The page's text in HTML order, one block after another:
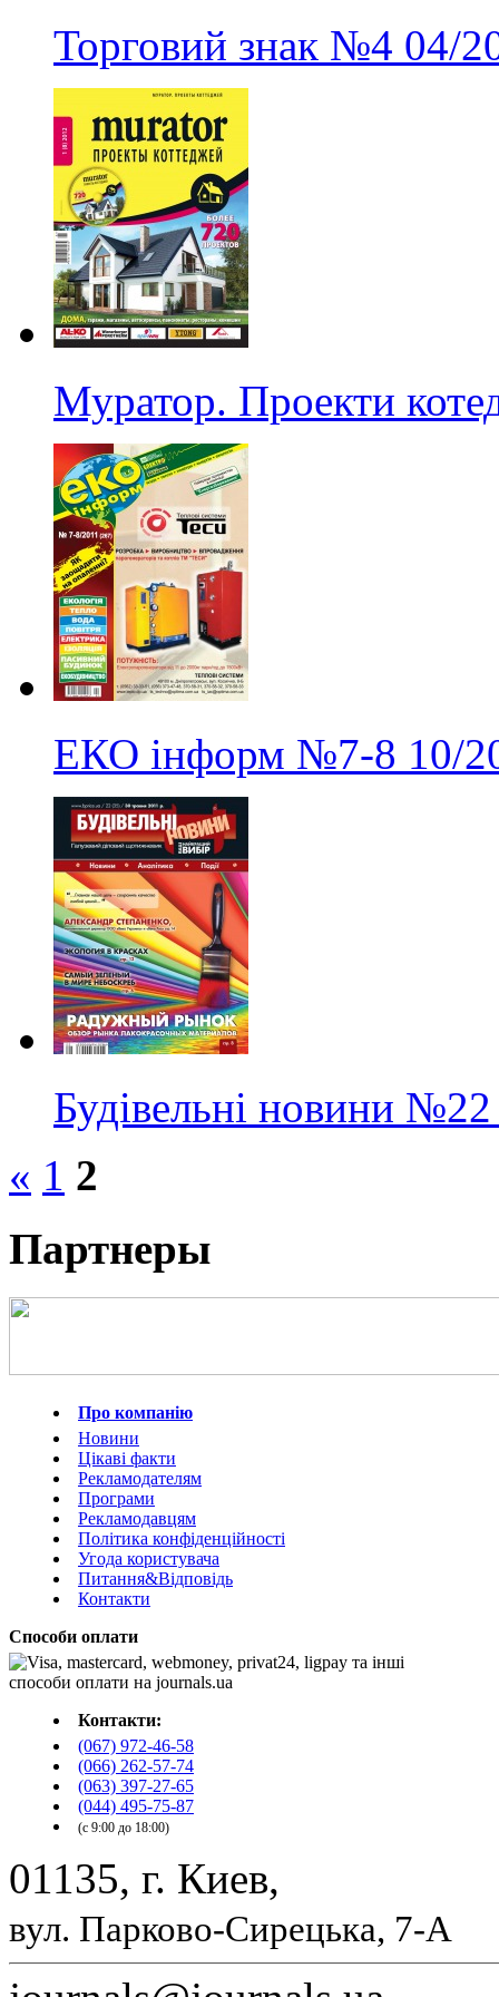
Торговий знак №4 04/
Муратор. Проекти
ЕКО інформ №7-8 10/
Будівельні новини №22
« 1 2
Партнеры
Про компанію
Новини
Цікаві факти
Рекламодателям
Програми
Рекламодавцям
Політика конфіденційності
Угода користувача
Питання&Відповідь
Контакти
Способи оплати
Контакти:
(067) 972-46-58
(066) 262-57-74
(063) 397-27-65
(044) 495-75-87
(с 9:00 до 18:00)
01135, г. Киев,
вул. Парково-Сирецька, 7-А